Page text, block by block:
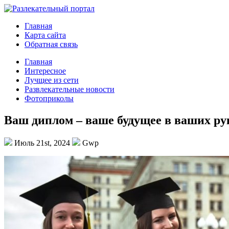
Главная
Карта сайта
Обратная связь
Главная
Интересное
Лучщее из сети
Развлекательные новости
Фотоприколы
Ваш диплом – ваше будущее в ваших
Июль 21st, 2024 Gwp